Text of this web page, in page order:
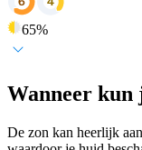
65%
Wanneer kun
De zon kan heerlijk